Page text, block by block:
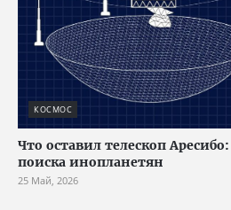
КОСМОС
Что оставил телескоп
поиска инопланетян
25 Май, 2026